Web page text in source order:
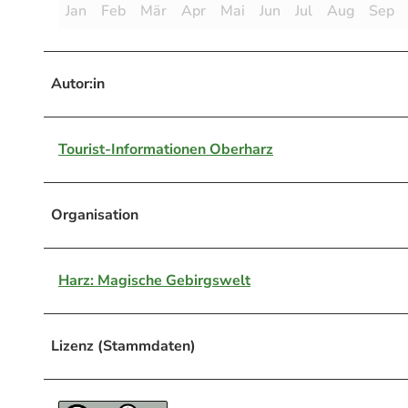
Jan Feb Mär Apr Mai Jun Jul Aug Sep
Autor:in
Tourist-Informationen Oberharz
Organisation
Harz: Magische Gebirgswelt
Lizenz (Stammdaten)